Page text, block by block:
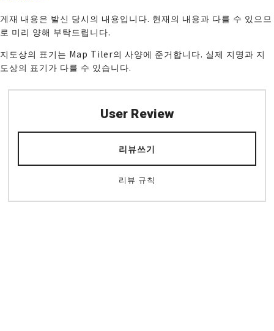
게재 내용은 발신 당시의 내용입니다. 현재의 내용과 다를 수 있으므
로 미리 양해 부탁드립니다.
지도상의 표기는 Map Tiler의 사양에 준거합니다. 실제 지명과 지
도상의 표기가 다를 수 있습니다.
User Review
리뷰쓰기
리뷰 규칙